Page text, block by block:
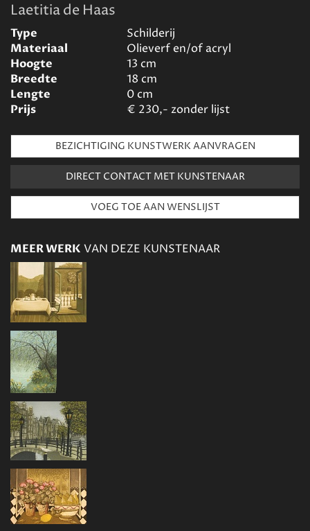
Laetitia de Haas
Type
Schilderij
Materiaal
Olieverf en/of acryl
Hoogte
13 cm
Breedte
18 cm
Lengte
0cm
Prijs
€ 230,- zonder lijst
BEZICHTIGING KUNSTWERK AANVRAGEN
DIRECT CONTACT MET KUNSTENAAR
MEER WERK VAN DEZE KUNSTENAAR